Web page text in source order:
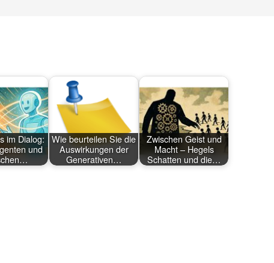
im Dialog:
und
Wie beurteilen Sie die
Auswirkungen der
Generativen…
Zwischen Geist und
Macht – Hegels
Schatten und die…